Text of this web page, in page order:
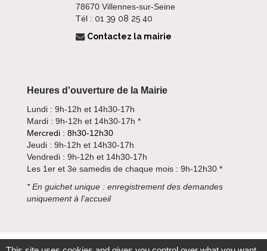
78670 Villennes-sur-Seine
Tél : 01 39 08 25 40
Contactez la mairie
Heures d'ouverture de la Mairie
Lundi : 9h-12h et 14h30-17h
Mardi : 9h-12h et 14h30-17h *
Mercredi : 8h30-12h30
Jeudi : 9h-12h et 14h30-17h
Vendredi : 9h-12h et 14h30-17h
Les 1er et 3e samedis de chaque mois : 9h-12h30 *
*En guichet unique : enregistrement des demandes
uniquement à l'accueil